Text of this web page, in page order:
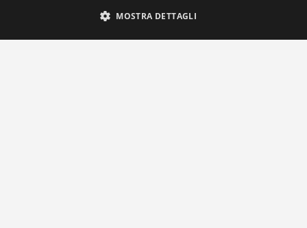
MOSTRA DETTAGLI